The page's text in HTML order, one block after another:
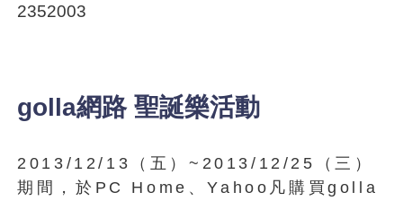
2352003
golla網路 聖誕樂活動
2013/12/13（五）~2013/12/25（三）
期間，於PC Home、Yahoo凡購買golla